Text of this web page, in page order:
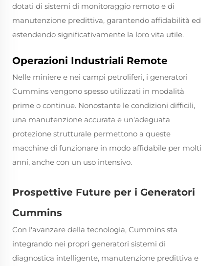
dotati di sistemi di monitoraggio remoto e di
manutenzione predittiva, garantendo affidabilità ed
estendendo significativamente la loro vita utile.
Operazioni Industriali Remote
Nelle miniere e nei campi petroliferi, i generatori
Cummins vengono spesso utilizzati in modalità
prime o continue. Nonostante le condizioni difficili,
una manutenzione accurata e un'adeguata
protezione strutturale permettono a queste
macchine di funzionare in modo affidabile per molti
anni, anche con un uso intensivo.
Prospettive Future per i Generatori
Cummins
Con l'avanzare della tecnologia, Cummins sta
integrando nei propri generatori sistemi di
diagnostica intelligente, manutenzione predittiva e